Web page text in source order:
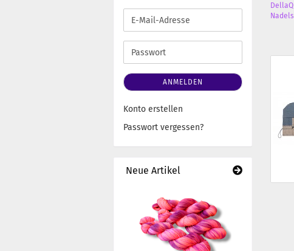
E-
Mail-
Adresse
Passwort
ANMELDEN
Konto erstellen
Passwort vergessen?
Neue Artikel